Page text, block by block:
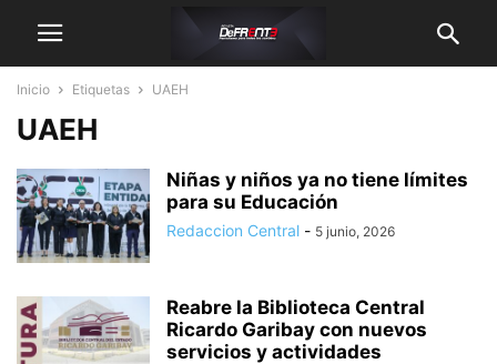
Inicio Etiquetas UAEH
UAEH
Niñas y niños ya no tiene límites
para su Educación
Redaccion Central - 5 junio, 2026
Reabre la Biblioteca Central
Ricardo Garibay con nuevos
servicios y actividades